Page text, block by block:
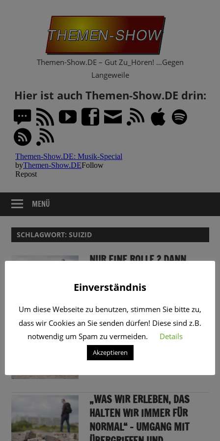
Themen-Show.DE – Gut Zu_Hören! …Gegen
Langeweile
Hier ist auch Themen-Show.DE drin:
MENÜ
SCHLAGWORT: SUIZID
NUR EINE ROLLE ? DANN
21. Oktober 2021
„WIE EINE WOLKE, DIE SICH
UM ALLES LEGT“
20. Oktober 2021
„WAS WIR ERLEBEN, DAS
HALTEN WIR IMMER FÜR
NORMAL“ – UMGANG MIT
Einverständnis
Um diese Webseite zu benutzen, stimmen Sie bitte zu,
dass wir Cookies an Sie senden dürfen! Diese sind z.B.
notwendig um Spam zu vermeiden.
Details
Akzeptieren